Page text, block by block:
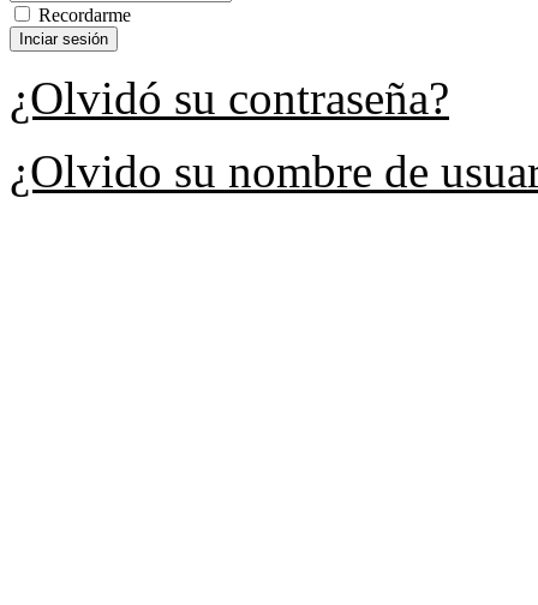
Recordarme
¿Olvidó su contraseña?
¿Olvido su nombre de